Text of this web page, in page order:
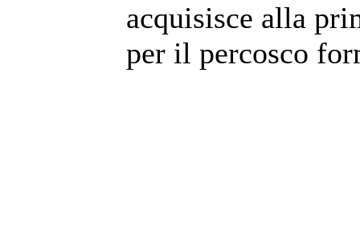
acquisisce alla
per il percosco